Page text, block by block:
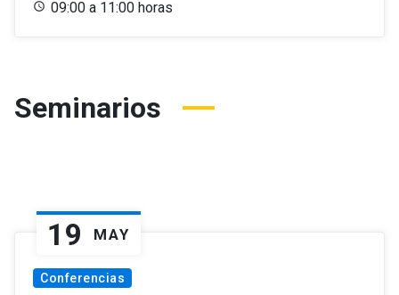
09:00 a 11:00 horas
Seminarios
19 MAY
Conferencias